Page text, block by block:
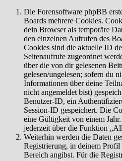
Die Forensoftware phpBB
Boards mehrere Cookies.
dein Browser als temporäre
den einzelnen Aufrufen des
Cookies sind die aktuelle ID
Seitenaufrufe zugeordnet
über die von dir gelesenen
gelesen/ungelesen; sofern du
Informationen über deine
nicht angemeldet bist)
Benutzer-ID, ein
Session-ID gespeichert. Die
eine Gültigkeit von einem
jederzeit über die Funktion
Weiterhin werden die Daten
Registrierung, in deinem
Bereich angibst. Für die